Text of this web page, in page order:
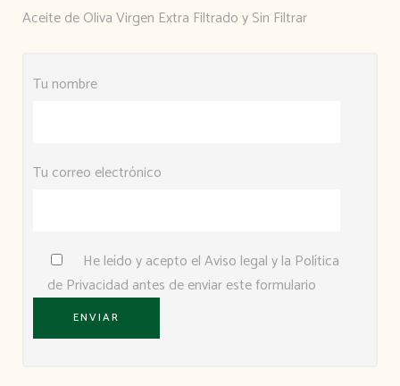
Aceite de Oliva Virgen Extra Filtrado y Sin Filtrar
Tu nombre
Tu correo electrónico
He leído y acepto elAviso legaly la Política
de Privacidad antes de enviar este formulario